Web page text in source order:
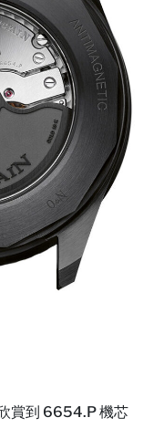
賞到 6654.P 機芯